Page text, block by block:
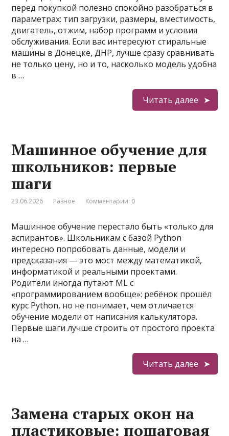
перед покупкой полезно спокойно разобраться в
параметрах: тип загрузки, размеры, вместимость,
двигатель, отжим, набор программ и условия
обслуживания. Если вас интересуют стиральные
машины в Донецке, ДНР, лучше сразу сравнивать
не только цену, но и то, насколько модель удобна
в …
Читать далее
Машинное обучение для
школьников: первые
шаги
23.06.2026 Разное Комментарии: 0
Машинное обучение перестало быть «только для
аспирантов». Школьникам с базой Python
интересно попробовать данные, модели и
предсказания — это мост между математикой,
информатикой и реальными проектами.
Родители иногда путают ML с
«программированием вообще»: ребёнок прошёл
курс Python, но не понимает, чем отличается
обучение модели от написания калькулятора.
Первые шаги лучше строить от простого проекта
на …
Читать далее
Замена старых окон на
пластиковые: пошаговая